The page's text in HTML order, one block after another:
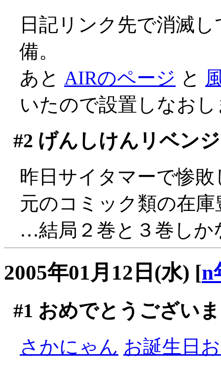
日記リンク先で消滅
備。
あと AIRのページ と
いたので設置しなお
#2 げんしけんリベンジ
昨日サイタマーで惨
元のコミック類の在
…結局２巻と３巻しか
2005年01月12日(水) [n
#1 おめでとうござい
さかにゃん お誕生日